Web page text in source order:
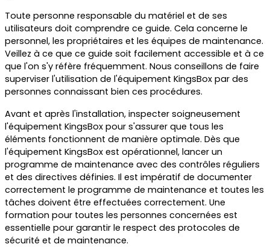
Toute personne responsable du matériel et de ses
utilisateurs doit comprendre ce guide. Cela concerne le
personnel, les propriétaires et les équipes de maintenance.
Veillez à ce que ce guide soit facilement accessible et à ce
que l'on s'y réfère fréquemment. Nous conseillons de faire
superviser l'utilisation de l'équipement KingsBox par des
personnes connaissant bien ces procédures.
Avant et après l'installation, inspecter soigneusement
l'équipement KingsBox pour s'assurer que tous les
éléments fonctionnent de manière optimale. Dès que
l'équipement KingsBox est opérationnel, lancer un
programme de maintenance avec des contrôles réguliers
et des directives définies. Il est impératif de documenter
correctement le programme de maintenance et toutes les
tâches doivent être effectuées correctement. Une
formation pour toutes les personnes concernées est
essentielle pour garantir le respect des protocoles de
sécurité et de maintenance.